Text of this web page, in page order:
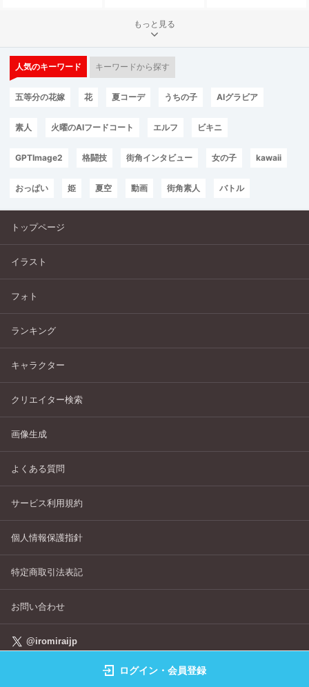
もっと見る
人気のキーワード キーワードから探す
五等分の花嫁 花 夏コーデ うちの子 AIグラビア
素人 火曜のAIフードコート エルフ ビキニ
GPTImage2 格闘技 街角インタビュー 女の子 kawaii
おっぱい 姫 夏空 動画 街角素人 バトル
トップページ
イラスト
フォト
ランキング
キャラクター
クリエイター検索
画像生成
よくある質問
サービス利用規約
個人情報保護指針
特定商取引法表記
お問い合わせ
@iromiraijp
©IROMIRAI Cosplayers Archive All Right's Reserved.
ログイン・会員登録